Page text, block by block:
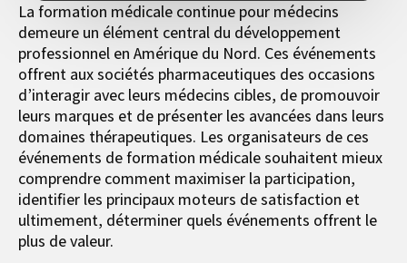
La formation médicale continue pour médecins
demeure un élément central du développement
professionnel en Amérique du Nord. Ces événements
offrent aux sociétés pharmaceutiques des occasions
d’interagir avec leurs médecins cibles, de promouvoir
leurs marques et de présenter les avancées dans leurs
domaines thérapeutiques. Les organisateurs de ces
événements de formation médicale souhaitent mieux
comprendre comment maximiser la participation,
identifier les principaux moteurs de satisfaction et
ultimement, déterminer quels événements offrent le
plus de valeur.